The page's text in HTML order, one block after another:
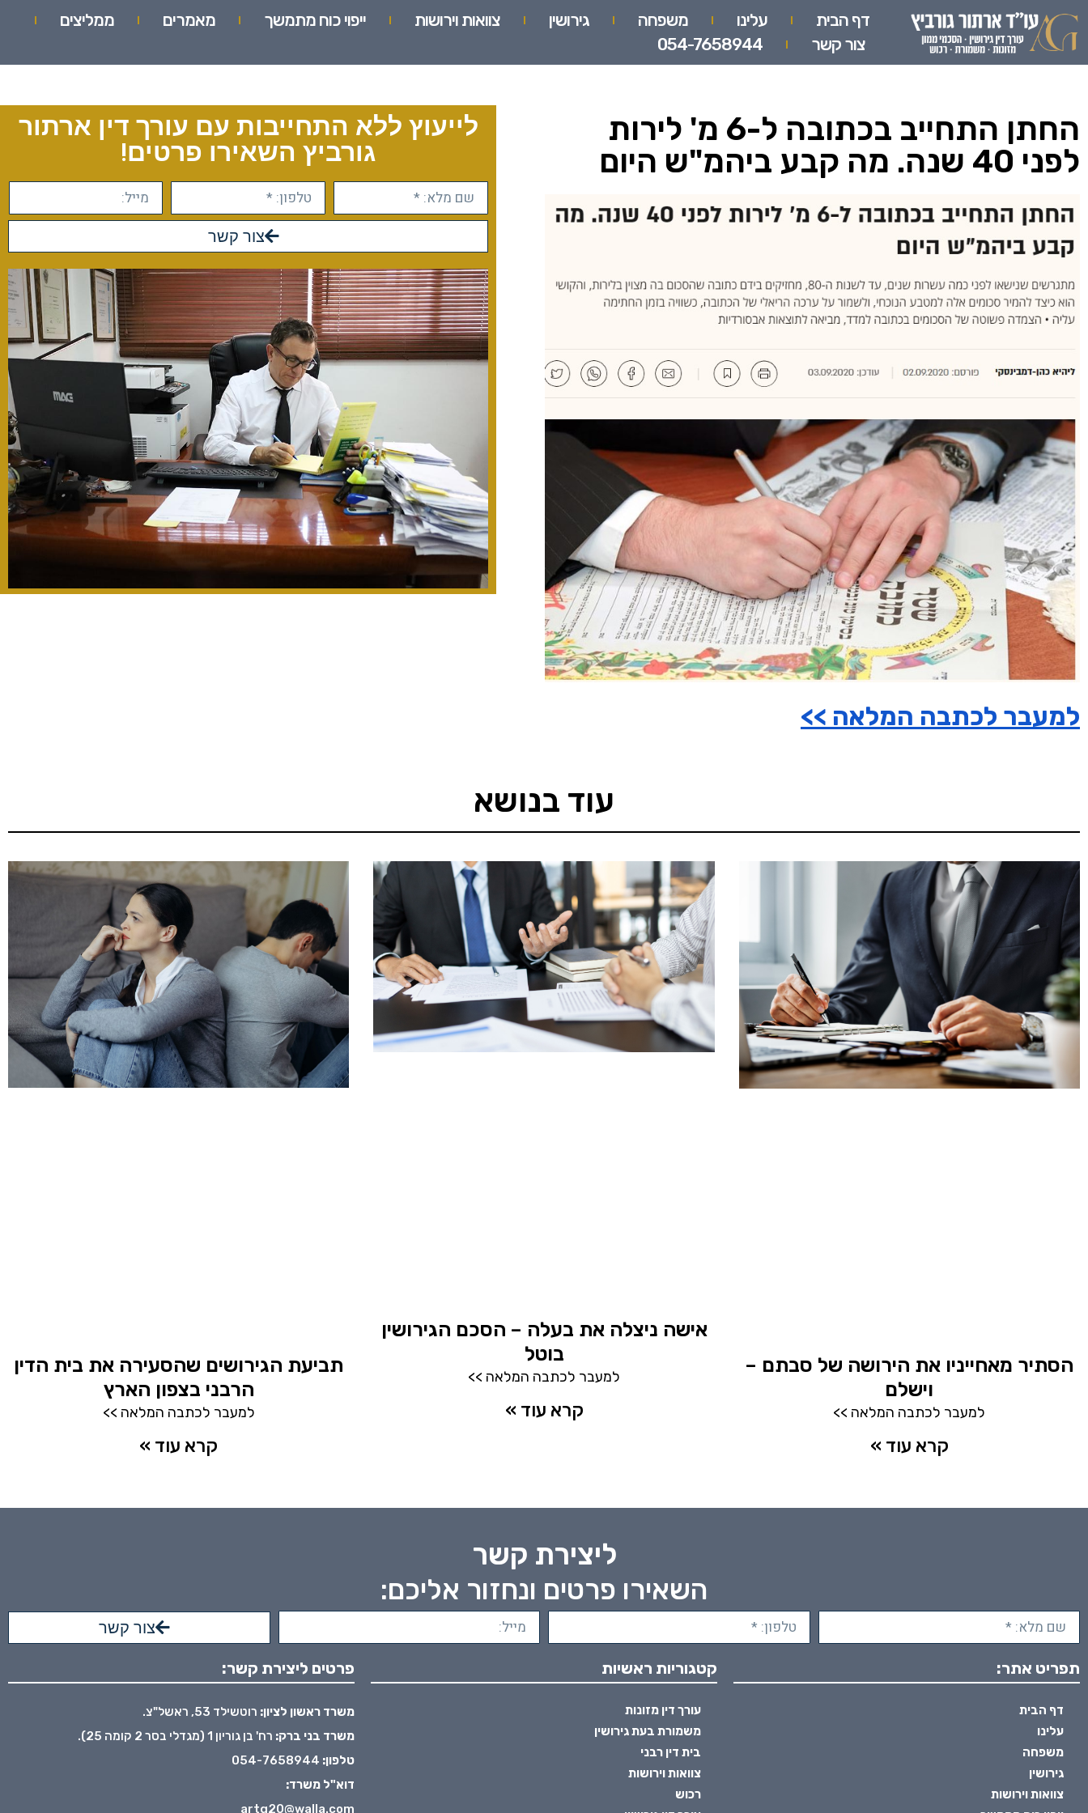
דף הבית עלינו משפחה גירושין צוואות וירושות ייפוי כוח מתמשך מאמרים
ממליצים
צור קשר
054-7658944
החתן התחייב בכתובה ל-6 מ' לירות
לפני 40 שנה. מה קבע ביהמ"ש היום
למעבר לכתבה המלאה >>
לייעוץ ללא התחייבות עם עורך דין ארתור
גורביץ השאירו פרטים!
צור קשר
עוד בנושא
הסתיר מאחייניו את הירושה של סבתם –
וישלם
למעבר לכתבה המלאה >>
קרא עוד »
אישה ניצלה את בעלה – הסכם הגירושין
בוטל
למעבר לכתבה המלאה >>
קרא עוד »
תביעת הגירושים שהסעירה את בית הדין
הרבני בצפון הארץ
למעבר לכתבה המלאה >>
קרא עוד »
ליצירת קשר
השאירו פרטים ונחזור אליכם:
צור קשר
תפריט אתר:
דף הבית
עלינו
משפחה
גירושין
צוואות וירושות
קטגוריות ראשיות
עורך דין מזונות
משמורת בעת גירושין
בית דין רבני
צוואות וירושות
רכוש
פרטים ליצירת קשר:
משרד ראשון לציון: רוטשילד 53, ראשל"צ.
משרד בני ברק: רח' בן גוריון 1 (מגדלי בסר 2 קומה 25).
טלפון: 054-7658944
דוא"ל משרד:
artg20@walla.com